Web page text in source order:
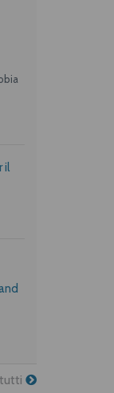
il